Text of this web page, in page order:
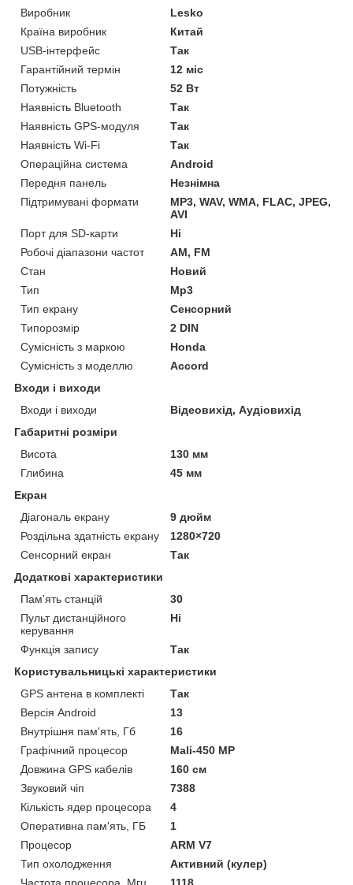
Виробник
Lesko
Країна виробник
Китай
USB-інтерфейс
Так
Гарантійний термін
12 міс
Потужність
52 Вт
Наявність Bluetooth
Так
Наявність GPS-модуля
Так
Наявність Wi-Fi
Так
Операційна система
Android
Передня панель
Незнімна
Підтримувані формати
MP3, WAV, WMA, FLAC, JPEG,
AVI
Порт для SD-карти
Ні
Робочі діапазони частот
AM, FM
Стан
Новий
Тип
Mp3
Тип екрану
Сенсорний
Типорозмір
2 DIN
Сумісність з маркою
Honda
Сумісність з моделлю
Accord
Входи і виходи
Входи і виходи
Відеовихід, Аудіовихід
Габаритні розміри
Висота
130 мм
Глибина
45 мм
Екран
Діагональ екрану
9 дюйм
Роздільна здатність екрану
1280×720
Сенсорний екран
Так
Додаткові характеристики
Пам'ять станцій
30
Пульт дистанційного
керування
Ні
Функція запису
Так
Користувальницькі характеристики
GPS антена в комплекті
Так
Версія Android
13
Внутрішня пам'ять, Гб
16
Графічний процесор
Mali-450 MP
Довжина GPS кабелів
160 см
Звуковий чіп
7388
Кількість ядер процесора
4
Оперативна пам'ять, ГБ
1
Процесор
ARM V7
Тип охолодження
Активний (кулер)